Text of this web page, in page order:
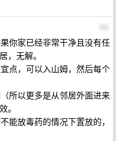
53
你家已经非常干净且没有任
，无解。
点，可以入山姆，然后每个
所以更多是从邻居外面进来
。
能放毒药的情况下置放的，